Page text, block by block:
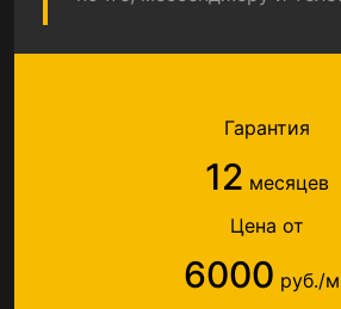
Гарантия
12 месяцев
Цена от
6000 руб./